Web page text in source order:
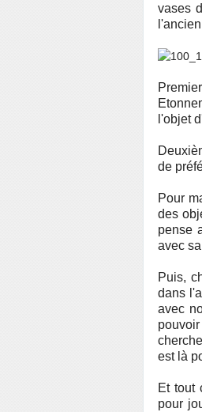
vases
l'objet
de
Pour
des
pense
avec
Puis,
dans
avec
est là
Et tout
pour